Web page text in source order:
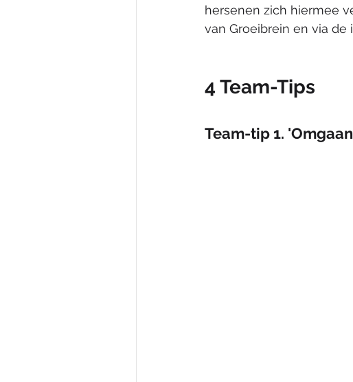
hersenen zich hiermee
van Groeibrein en via
4 Team-Tips
Team-tip 1.